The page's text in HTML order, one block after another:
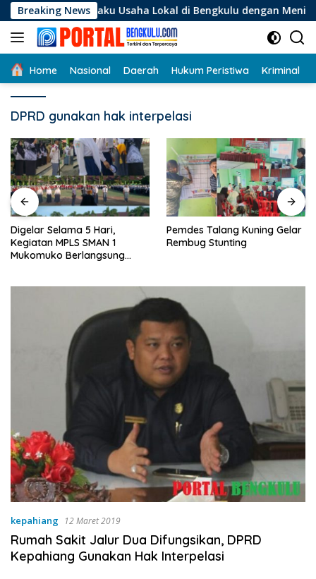
Langsung
ke
konten
Breaking News
Pelaku Usaha Lokal di Bengkulu dengan Meningkatkan
Home Nasional Daerah Hukum Peristiwa Kriminal
DPRD gunakan hak interpelasi
Digelar Selama 5 Hari,
Kegiatan MPLS SMAN 1
Mukomuko Berlangsung
Pemdes Talang Kuning Gelar
Rembug Stunting
kepahiang 12 Maret 2019
Rumah Sakit Jalur Dua Difungsikan, DPRD
Kepahiang Gunakan Hak Interpelasi